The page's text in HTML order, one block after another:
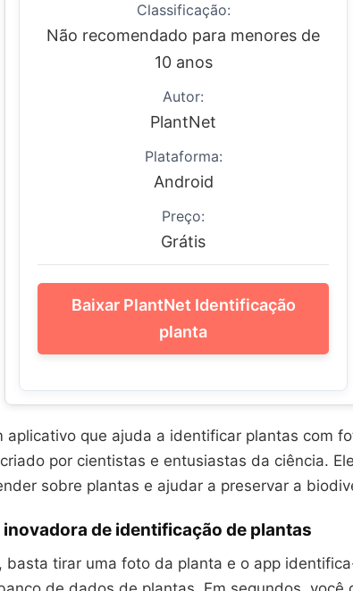
Classificação:
Não recomendado para menores de
10 anos
Autor:
PlantNet
Plataforma:
Android
Preço:
Grátis
Baixar PlantNet Identificação
planta
aplicativo que ajuda a identificar plantas com
por cientistas e entusiastas da ciência.
sobre plantas e ajudar a preservar a
inovadora de identificação de plantas
basta tirar uma foto da planta e o app